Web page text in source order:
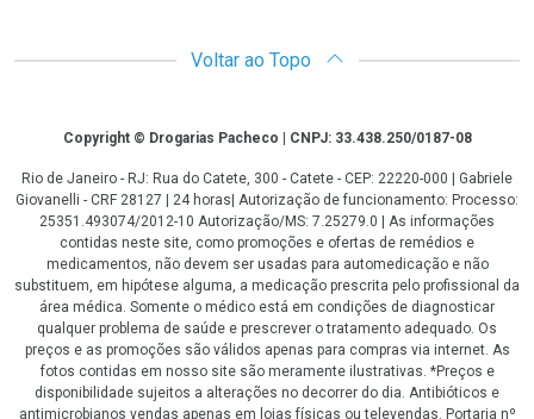
Voltar ao Topo
CopyrightCopyright © Drogarias Pacheco | CNPJ: 33.438.250/0187-08
Rio de Janeiro - RJ: Rua do Catete, 300 - Catete - CEP: 22220-000 | Gabriele
Giovanelli - CRF 28127 | 24 horas| Autorização de funcionamento: Processo:
25351.493074/2012-10 Autorização/MS: 7.25279.0 | As informações
contidas neste site, como promoções e ofertas de remédios e
medicamentos, não devem ser usadas para automedicação e não
substituem, em hipótese alguma, a medicação prescrita pelo profissional da
área médica. Somente o médico está em condições de diagnosticar
qualquer problema de saúde e prescrever o tratamento adequado. Os
preços e as promoções são válidos apenas para compras via internet. As
fotos contidas em nosso site são meramente ilustrativas. *Preços e
disponibilidade sujeitos a alterações no decorrer do dia. Antibióticos e
antimicrobianos vendas apenas em lojas físicas ou televendas. Portaria nº